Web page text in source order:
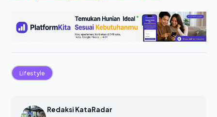
Lifestyle
Redaksi KataRadar